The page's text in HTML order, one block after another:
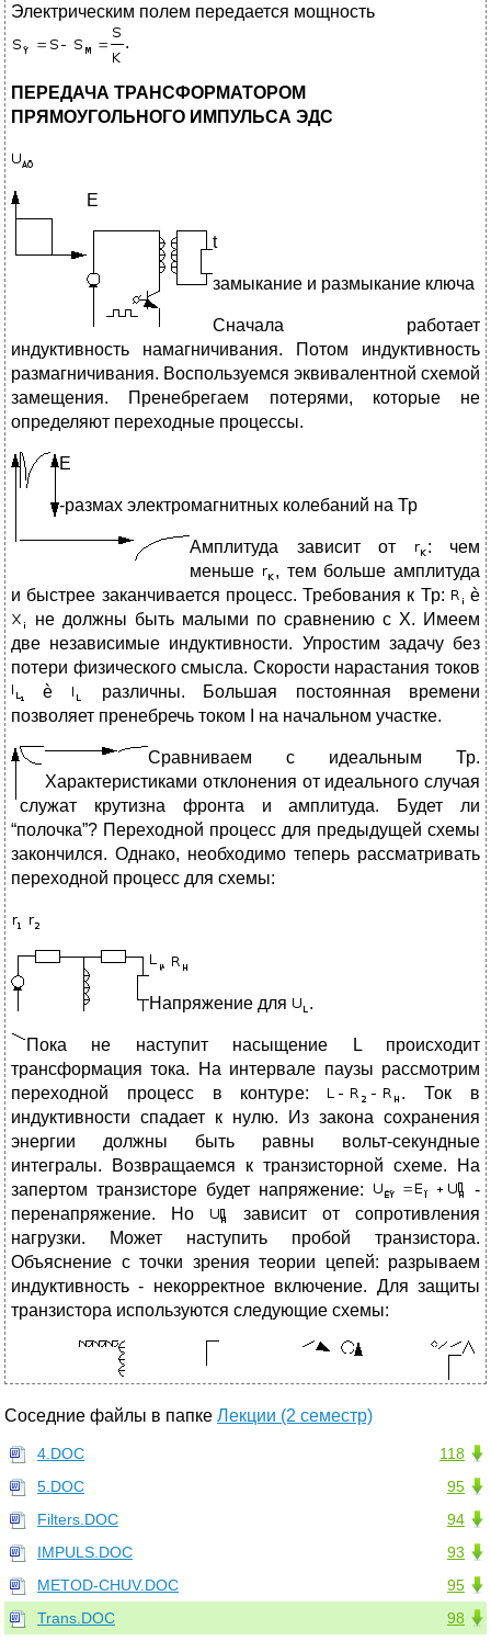
Электрическим полем передается мощность
.
ПЕРЕДАЧА ТРАНСФОРМАТОРОМ
ПРЯМОУГОЛЬНОГО ИМПУЛЬСА ЭДС
E
t
замыкание и размыкание ключа
Сначала работает
индуктивность намагничивания. Потом индуктивность
размагничивания. Воспользуемся эквивалентной схемой
замещения. Пренебрегаем потерями, которые не
определяют переходные процессы.
E
-размах электромагнитных колебаний на Тр
Амплитуда зависит от
: чем
меньше
, тем больше амплитуда
и быстрее заканчивается процесс. Требования к Тр:
è
не должны быть малыми по сравнению с X. Имеем
две независимые индуктивности. Упростим задачу без
потери физического смысла. Скорости нарастания токов
è
различны. Большая постоянная времени
позволяет пренебречь током I на начальном участке.
Сравниваем с идеальным Тр.
Характеристиками отклонения от идеального случая
служат крутизна фронта и амплитуда. Будет ли
“полочка”? Переходной процесс для предыдущей схемы
закончился. Однако, необходимо теперь рассматривать
переходной процесс для схемы:
Напряжение для .
Пока не наступит насыщение L происходит
трансформация тока. На интервале паузы рассмотрим
переходной процесс в контуре:
. Ток в
индуктивности спадает к нулю. Из закона сохранения
энергии должны быть равны вольт-секундные
интегралы. Возвращаемся к транзисторной схеме. На
запертом транзисторе будет напряжение:
-
перенапряжение. Но
зависит от сопротивления
нагрузки. Может наступить пробой транзистора.
Объяснение с точки зрения теории цепей: разрываем
индуктивность - некорректное включение. Для защиты
транзистора используются следующие схемы:
Соседние файлы в папке Лекции (2 семестр)
118
4.DOC
95
5.DOC
94
Filters.DOC
93
IMPULS.DOC
95
METOD-CHUV.DOC
98
Trans.DOC